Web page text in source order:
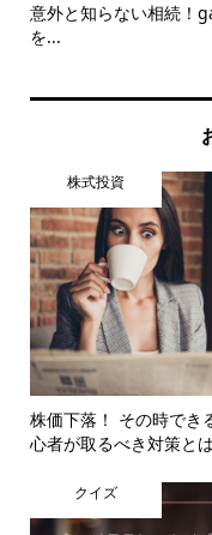
意外と知らない相続！
を...
株式投資
株価下落！ その時でき
心者が取るべき対策とは
クイズ